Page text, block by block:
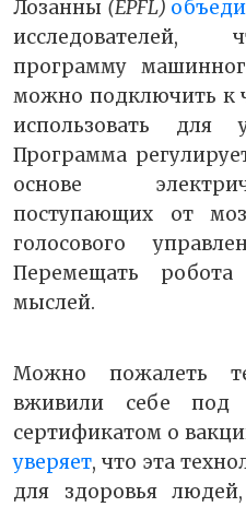
Лозанны (EPFL)
исследователей,
программу
можно подключить к
использовать для
Программа
основе
поступающих от
голосового
Перемещать
мыслей.
Можно пожалеть
вживили себе
сертификатом о
уверяет, что эта
для здоровья